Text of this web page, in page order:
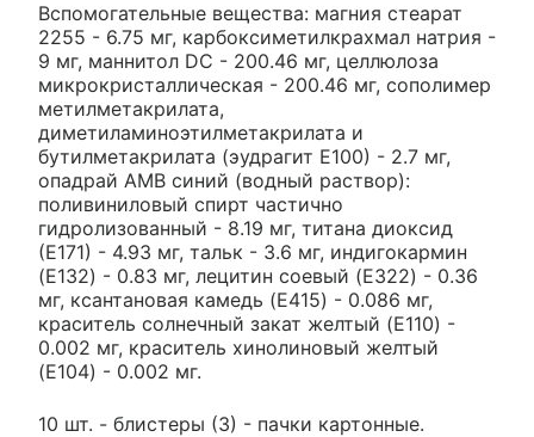
Вспомогательные вещества: магния стеарат
2255 - 6.75 мг, карбоксиметилкрахмал натрия -
9 мг, маннитол DC - 200.46 мг, целлюлоза
микрокристаллическая - 200.46 мг, сополимер
метилметакрилата,
диметиламиноэтилметакрилата и
бутилметакрилата (эудрагит Е100) - 2.7 мг,
опадрай AMB синий (водный раствор):
поливиниловый спирт частично
гидролизованный - 8.19 мг, титана диоксид
(Е171) - 4.93 мг, тальк - 3.6 мг, индигокармин
(E132) - 0.83 мг, лецитин соевый (E322) - 0.36
мг, ксантановая камедь (E415) - 0.086 мг,
краситель солнечный закат желтый (E110) -
0.002 мг, краситель хинолиновый желтый
(E104) - 0.002 мг.
10 шт. - блистеры (3) - пачки картонные.